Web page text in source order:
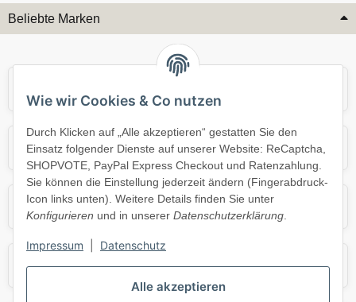
Alle akzeptieren
Wie wir Cookies & Co nutzen
Durch Klicken auf „Alle akzeptieren“ gestatten Sie den
Einsatz folgender Dienste auf unserer Website: ReCaptcha,
SHOPVOTE, PayPal Express Checkout und Ratenzahlung.
Sie können die Einstellung jederzeit ändern (Fingerabdruck-
Icon links unten). Weitere Details finden Sie unter
Konfigurieren und in unserer Datenschutzerklärung.
Impressum Datenschutz
Beliebte Marken
Mercedes Mini
Opel Porsche
Skoda Smart